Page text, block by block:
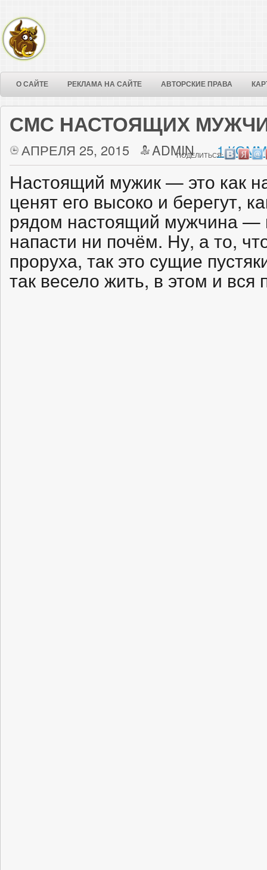
О САЙТЕ РЕКЛАМА НА САЙТЕ АВТОРСКИЕ ПРАВА
СМС НАСТОЯЩИХ
АПРЕЛЯ 25, 2015 ADMIN 1
ПОДЕЛИТЬСЯ:
Настоящий мужик — это как
ценят его высоко и берегут,
рядом настоящий мужчина —
напасти ни почём. Ну, а то,
проруха, так это сущие
так весело жить, в этом и